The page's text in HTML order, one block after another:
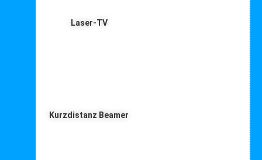
Laser-TV
Kurzdistanz Beamer